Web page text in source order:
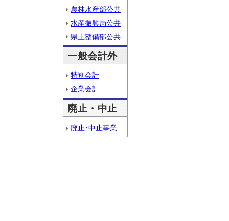
農林水産部公共
水産振興局公共
県土整備部公共
一般会計外
特別会計
企業会計
廃止・中止
廃止･中止事業